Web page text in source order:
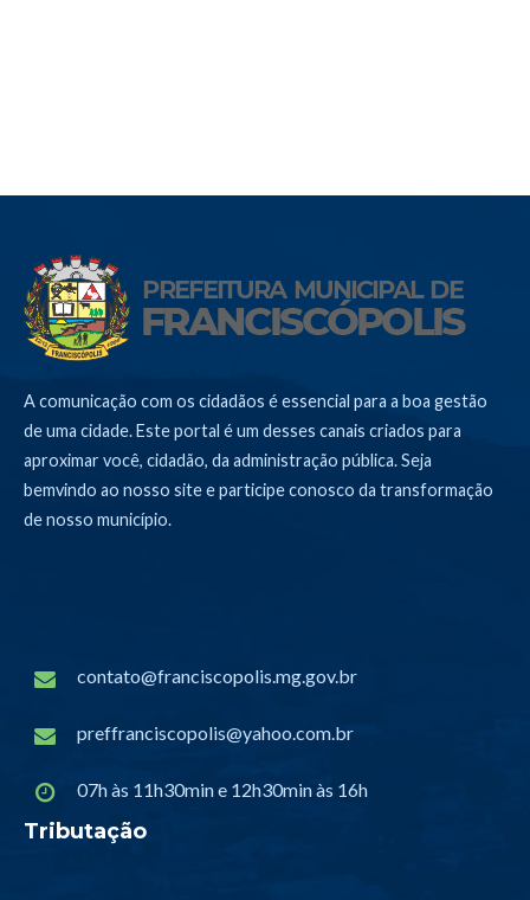
A comunicação com os cidadãos é essencial para a boa gestão
de uma cidade. Este portal é um desses canais criados para
aproximar você, cidadão, da administração pública. Seja
bemvindo ao nosso site e participe conosco da transformação
de nosso município.
contato@franciscopolis.mg.gov.br
preffranciscopolis@yahoo.com.br
07h às 11h30min e 12h30min às 16h
Tributação